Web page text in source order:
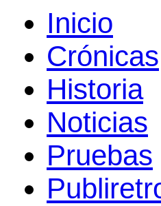
Inicio
Crónicas
Historia
Noticias
Pruebas